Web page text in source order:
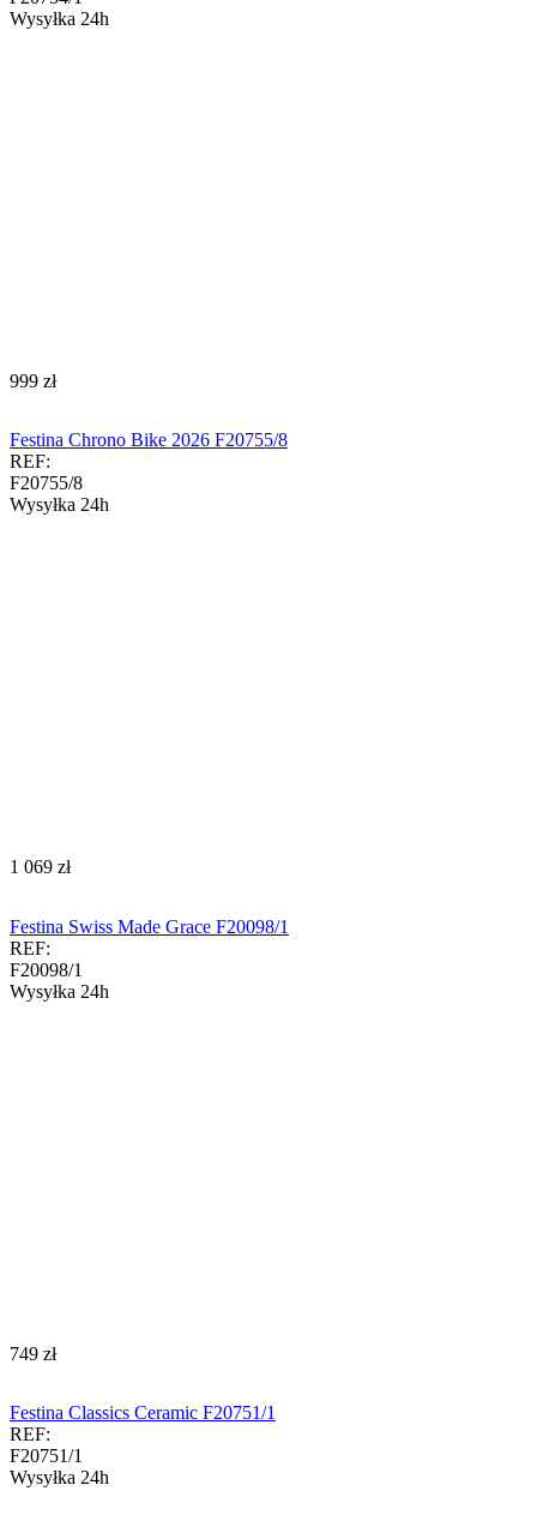
Wysyłka 24h
‍999‍ zł
Festina Chrono Bike 2026 F20755/8
REF:
F20755/8
Wysyłka 24h
‍1 069‍ zł
Festina Swiss Made Grace F20098/1
REF:
F20098/1
Wysyłka 24h
‍749‍ zł
Festina Classics Ceramic F20751/1
REF:
F20751/1
Wysyłka 24h